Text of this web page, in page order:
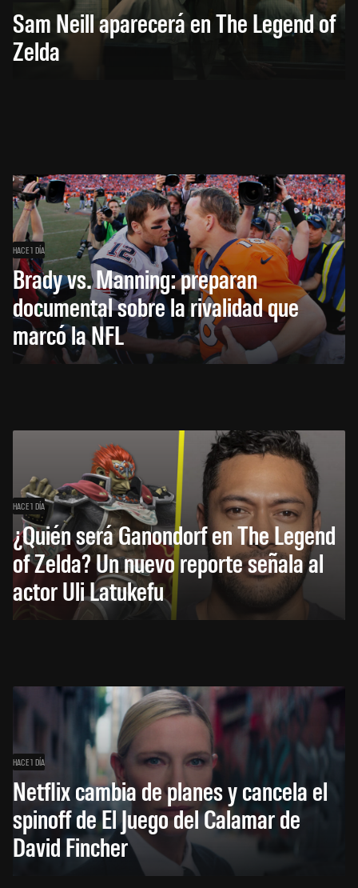
Sam Neill aparecerá en The Legend of
Zelda
HACE 1 DÍA
Brady vs. Manning: preparan
documental sobre la rivalidad que
marcó la NFL
HACE 1 DÍA
¿Quién será Ganondorf en The Legend
of Zelda? Un nuevo reporte señala al
actor Uli Latukefu
HACE 1 DÍA
Netflix cambia de planes y cancela el
spinoff de El Juego del Calamar de
David Fincher